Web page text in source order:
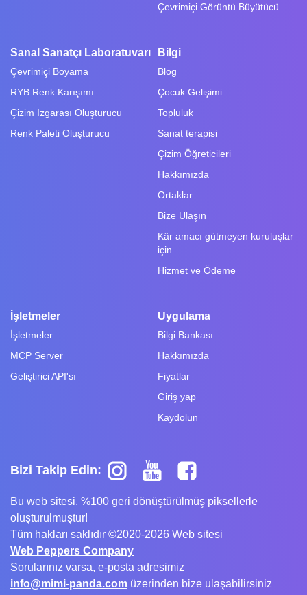
Çevrimiçi Görüntü Büyütücü
Sanal Sanatçı Laboratuvarı
Çevrimiçi Boyama
RYB Renk Karışımı
Çizim Izgarası Oluşturucu
Renk Paleti Oluşturucu
Bilgi
Blog
Çocuk Gelişimi
Topluluk
Sanat terapisi
Çizim Öğreticileri
Hakkımızda
Ortaklar
Bize Ulaşın
Kâr amacı gütmeyen kuruluşlar
için
Hizmet ve Ödeme
İşletmeler
İşletmeler
MCP Server
Geliştirici API'sı
Uygulama
Bilgi Bankası
Hakkımızda
Fiyatlar
Giriş yap
Kaydolun
Bizi Takip Edin:
Bu web sitesi, %100 geri dönüştürülmüş piksellerle
oluşturulmuştur!
Tüm hakları saklıdır ©2020-2026 Web sitesi
Web Peppers Company
Sorularınız varsa, e-posta adresimiz
info@mimi-panda.com üzerinden bize ulaşabilirsiniz